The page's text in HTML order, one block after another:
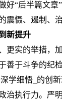
好“后半篇文
震慑、遏制、治
新提升
更实的举措，
善于斗争的纪检
学细悟_的创
治执行力。严